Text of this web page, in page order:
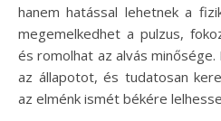
hanem hatással lehetnek a
megemelkedhet a pulzus,
és romolhat az alvás
az állapotot, és tudatosan
az elménk ismét békére